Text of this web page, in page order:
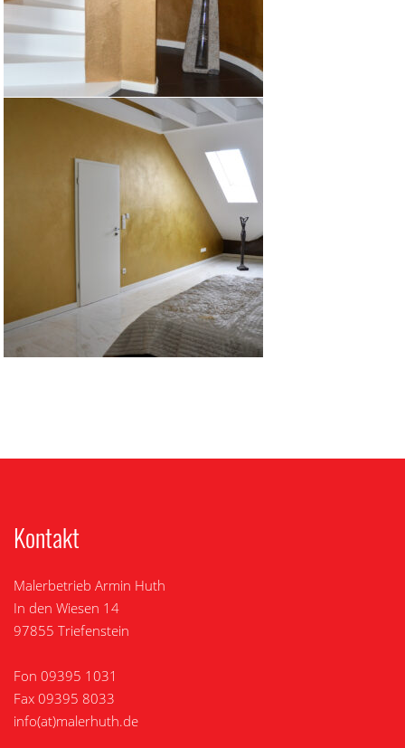
Kontakt
Malerbetrieb Armin Huth
In den Wiesen 14
97855 Triefenstein
Fon 09395 1031
Fax 09395 8033
info(at)malerhuth.de